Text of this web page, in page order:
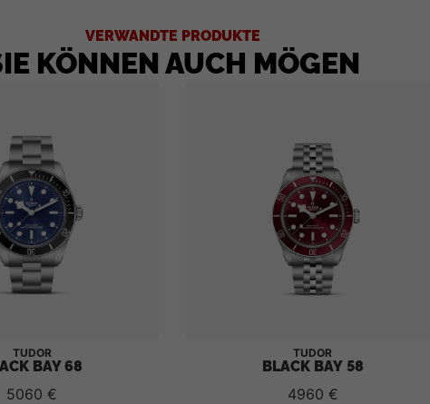
VERWANDTE PRODUKTE
KÖNNEN AUCH MÖGEN
TUDOR
BAY 68
5060 €
TUDOR
BLACK BAY 58
4960 €